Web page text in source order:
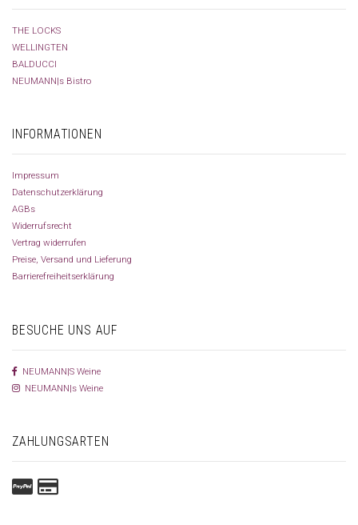
THE LOCKS
WELLINGTEN
BALDUCCI
NEUMANN|s Bistro
INFORMATIONEN
Impressum
Datenschutzerklärung
AGBs
Widerrufsrecht
Vertrag widerrufen
Preise, Versand und Lieferung
Barrierefreiheitserklärung
BESUCHE UNS AUF
NEUMANN|S Weine
NEUMANN|s Weine
ZAHLUNGSARTEN